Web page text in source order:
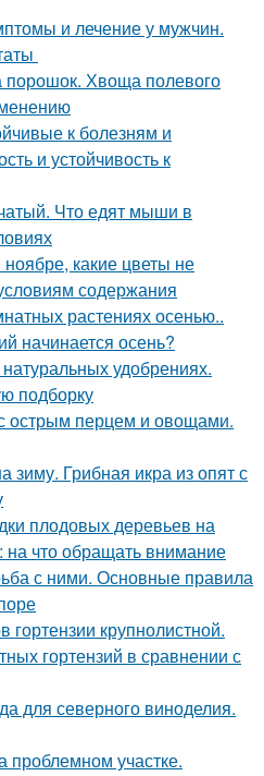
и лечение у мужчин.
Хвоща полевого
к болезням и
и устойчивость к
Что едят мыши в
какие цветы не
содержания
растениях осенью..
начинается осень?
удобрениях.
подборку
острым перцем и овощами.
зиму. Грибная икра из опят с
плодовых деревьев на
на что обращать внимание
с ними. Основные правила
гортензии крупнолистной.
гортензий в сравнении с
для северного виноделия.
проблемном участке.